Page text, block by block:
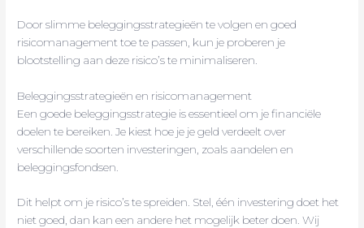
Door slimme beleggingsstrategieën te volgen en goed
risicomanagement toe te passen, kun je proberen je
blootstelling aan deze risico’s te minimaliseren.
Beleggingsstrategieën en risicomanagement
Een goede beleggingsstrategie is essentieel om je financiële
doelen te bereiken. Je kiest hoe je je geld verdeelt over
verschillende soorten investeringen, zoals aandelen en
beleggingsfondsen.
Dit helpt om je risico’s te spreiden. Stel, één investering doet het
niet goed, dan kan een andere het mogelijk beter doen. Wij